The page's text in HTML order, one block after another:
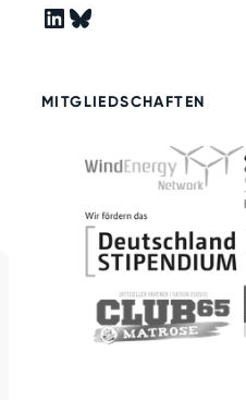
LinkedIn Bluesky
MITGLIEDSCHAFTEN